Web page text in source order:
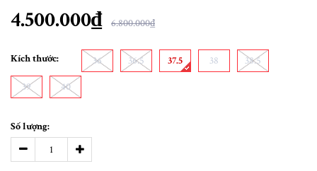
4.500.000₫ 6.800.000₫
Kích thước: 36 36.5 37.5 38 38.5
39 40
Số lượng: